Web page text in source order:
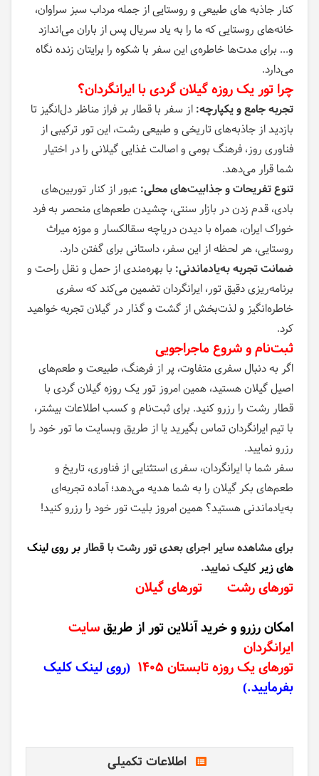
کنار جاذبه های طبیعی و روستایی از جمله مرداب سبز سراوان،
خانه‌های روستایی که ما را به یاد سریال پس از باران می‌اندازد
و... برای مدت‌ها خاطره‌ی این سفر با شکوه را برایتان زنده نگاه
می‌دارد.
چرا تور یک روزه گیلان گردی با ایرانگردان؟
تجربه جامع و یکپارچه: از سفر با قطار بر فراز مناظر دل‌انگیز تا
بازدید از جاذبه‌های تاریخی و طبیعی رشت، این تور ترکیبی از
فناوری روز، فرهنگ بومی و اصالت غذایی گیلانی را در اختیار
شما قرار می‌دهد.
تنوع تفریحات و جذابیت‌های محلی: عبور از کنار توربین‌های
بادی، قدم زدن در بازار سنتی، چشیدن طعم‌های منحصر به فرد
خوراک ایران، همراه با دیدن دریاچه سقالکسار و موزه میراث
روستایی، هر لحظه از این سفر، داستانی برای گفتن دارد.
ضمانت تجربه به‌یادماندنی: با بهره‌مندی از حمل و نقل راحت و
برنامه‌ریزی دقیق تور، ایرانگردان تضمین می‌کند که سفری
خاطره‌انگیز و لذت‌بخش از گشت و گذار در گیلان تجربه خواهید
کرد.
ثبت‌نام و شروع ماجراجویی
اگر به دنبال سفری متفاوت، پر از فرهنگ، طبیعت و طعم‌های
اصیل گیلان هستید، همین امروز تور یک روزه گیلان گردی با
قطار رشت را رزرو کنید. برای ثبت‌نام و کسب اطلاعات بیشتر،
با تیم ایرانگردان تماس بگیرید یا از طریق وبسایت ما تور خود را
رزرو نمایید.
سفر شما با ایرانگردان، سفری استثنایی از فناوری، تاریخ و
طعم‌های بکر گیلان را به شما هدیه می‌دهد؛ آماده تجربه‌ای
به‌یادماندنی هستید؟ همین امروز بلیت تور خود را رزرو کنید!
برای مشاهده سایر اجرای بعدی تور رشت با قطاربر روی لینک
های زیرکلیک نمایید.
تورهای رشت
تورهای گیلان
امکان رزرو و خرید آنلاین تور از طریقسایت
ایرانگردان
تورهای یک روزهتابستان 1405
(روی لینک کلیک
بفرمایید.)
اطلاعات تکمیلی